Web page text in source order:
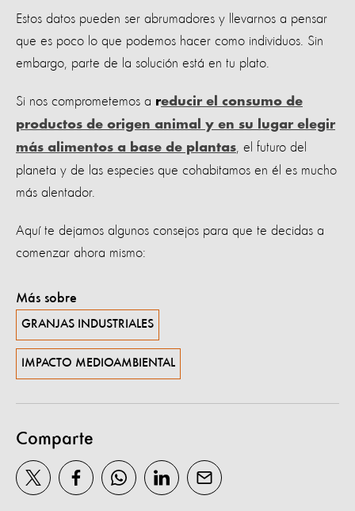
Estos datos pueden ser abrumadores y llevarnos a pensar
que es poco lo que podemos hacer como individuos. Sin
embargo, parte de la solución está en tu plato.
Si nos comprometemos a reducir el consumo de
productos de origen animal y en su lugar elegir
más alimentos a base de plantas , el futuro del
planeta y de las especies que cohabitamos en él es mucho
más alentador.
Aquí te dejamos algunos consejos para que te decidas a
comenzar ahora mismo:
Más sobre
GRANJAS INDUSTRIALES
IMPACTO MEDIOAMBIENTAL
Comparte